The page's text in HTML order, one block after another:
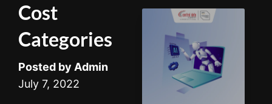
Cost
Categories
Posted by Admin
July 7, 2022